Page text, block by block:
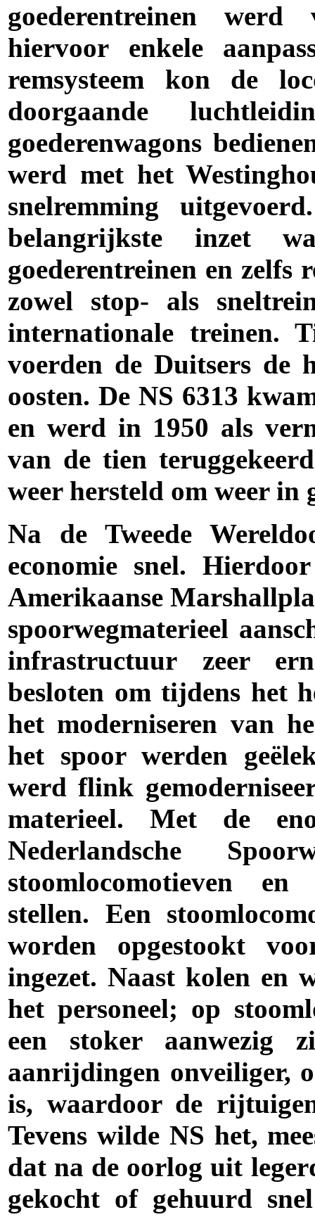
goederentreinen
hiervoor enkele
remsysteem kon de
doorgaande
goederenwagons
werd met het
snelremming
belangrijkste inzet
goederentreinen en zelfs
zowel stop- als
internationale treinen.
voerden de Duitsers de
oosten. De NS 6313
en werd in 1950 als
van de tien
weer hersteld om weer in
Na de Tweede
economie snel.
Amerikaanse
spoorwegmaterieel
infrastructuur zeer
besloten om tijdens het
het moderniseren van
het spoor werden
werd flink
materieel. Met de
Nederlandsche
stoomlocomotieven
stellen. Een
worden opgestookt
ingezet. Naast kolen en
het personeel; op
een stoker
aanrijdingen onveiliger,
is, waardoor de
Tevens wilde NS het,
dat na de oorlog uit
gekocht of gehuurd